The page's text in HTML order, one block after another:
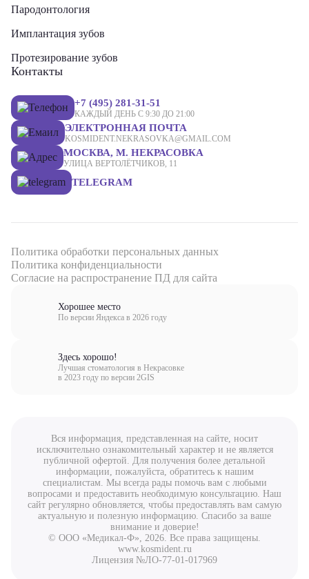
Пародонтология
Имплантация зубов
Протезирование зубов
Контакты
+7 (495) 281-31-51
КАЖДЫЙ ДЕНЬ С 9:30 ДО 21:00
ЭЛЕКТРОННАЯ ПОЧТА
KOSMIDENT.NEKRASOVKA@GMAIL.COM
МОСКВА, М. НЕКРАСОВКА
УЛИЦА ВЕРТОЛЁТЧИКОВ, 11
TELEGRAM
Политика обработки персональных данных
Политика конфиденциальности
Согласие на распространение ПД для сайта
Хорошее место
По версии Яндекса в 2026 году
Здесь хорошо!
Лучшая стоматология в Некрасовке
в 2023 году по версии 2GIS
Вся информация, представленная на сайте, носит
исключительно ознакомительный характер и не является
публичной офертой. Для получения более детальной
информации, пожалуйста, обратитесь к нашим
специалистам. Мы всегда рады помочь вам с любыми
вопросами и предоставить необходимую консультацию. Наш
сайт регулярно обновляется, чтобы предоставлять вам самую
актуальную и полезную информацию. Спасибо за ваше
внимание и доверие!
© ООО «Медикал-Ф», 2026. Все права защищены.
www.kosmident.ru
Лицензия №ЛО-77-01-017969